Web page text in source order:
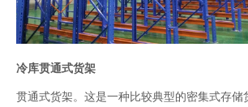
冷库贯通式货架
贯通式货架。这是一种比较典型的密集式存储